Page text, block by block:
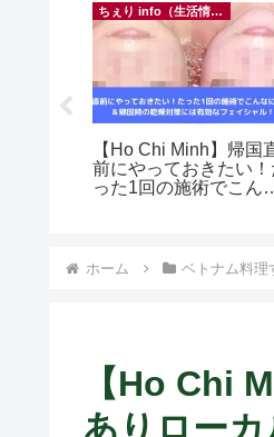
ちぇり info（生活情報）
【Ho Chi Minh】帰国
前にやっておきたい！
った1回の施術でこん
ホーム ベトナム料理
【Ho Chi
ありロー